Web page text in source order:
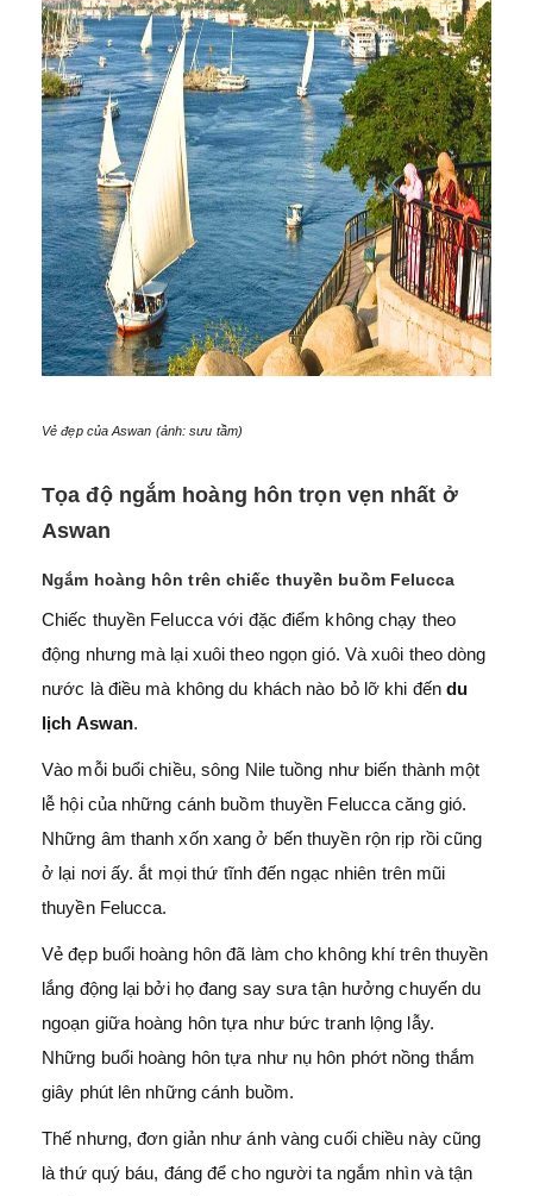
Vẻ đẹp của Aswan (ảnh: sưu tầm)
Tọa độ ngắm hoàng hôn trọn vẹn nhất ở
Aswan
Ngắm hoàng hôn trên chiếc thuyền buồm Felucca
Chiếc thuyền Felucca với đặc điểm không chạy theo
động nhưng mà lại xuôi theo ngọn gió. Và xuôi theo dòng
nước là điều mà không du khách nào bỏ lỡ khi đến du
lịch Aswan.
Vào mỗi buổi chiều, sông Nile tuồng như biến thành một
lễ hội của những cánh buồm thuyền Felucca căng gió.
Những âm thanh xốn xang ở bến thuyền rộn rịp rồi cũng
ở lại nơi ấy. ắt mọi thứ tĩnh đến ngạc nhiên trên mũi
thuyền Felucca.
Vẻ đẹp buổi hoàng hôn đã làm cho không khí trên thuyền
lắng động lại bởi họ đang say sưa tận hưởng chuyến du
ngoạn giữa hoàng hôn tựa như bức tranh lộng lẫy.
Những buổi hoàng hôn tựa như nụ hôn phớt nồng thắm
giây phút lên những cánh buồm.
Thế nhưng, đơn giản như ánh vàng cuối chiều này cũng
là thứ quý báu, đáng để cho người ta ngắm nhìn và tận